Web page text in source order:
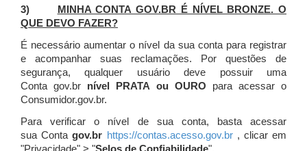
3)
MINHA CONTA GOV.BR É NÍVEL BRONZE. O
QUE DEVO FAZER?
É necessário aumentar o nível da sua conta para registrar
e acompanhar suas reclamações. Por questões de
segurança, qualquer usuário deve possuir uma
Conta gov.br nível PRATA ou OURO para acessar o
Consumidor.gov.br.
Para verificar o nível de sua conta, basta acessar
sua Contagov.br https://contas.acesso.gov.br, clicar em